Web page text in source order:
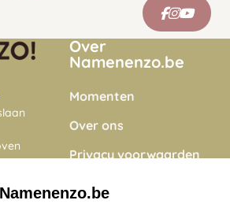
Over
Namenenzo.be
Momenten
Over ons
Privacy voorwaarden
Onze vacatures